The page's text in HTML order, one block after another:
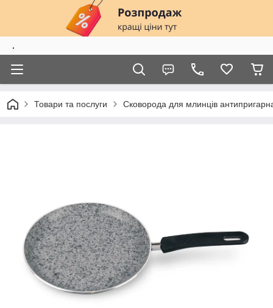
.
Товари та послуги Сковорода для млинців